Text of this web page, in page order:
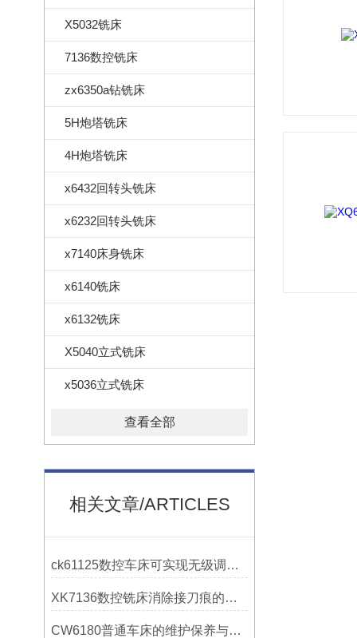
X5032铣床
7136数控铣床
zx6350a钻铣床
5H炮塔铣床
4H炮塔铣床
x6432回转头铣床
x6232回转头铣床
x7140床身铣床
x6140铣床
x6132铣床
X5040立式铣床
x5036立式铣床
查看全部
相关文章/ARTICLES
ck61125数控车床可实现无级调速控制
XK7136数控铣床消除接刀痕的操作
CW6180普通车床的维护保养与延长使用寿命技巧说明